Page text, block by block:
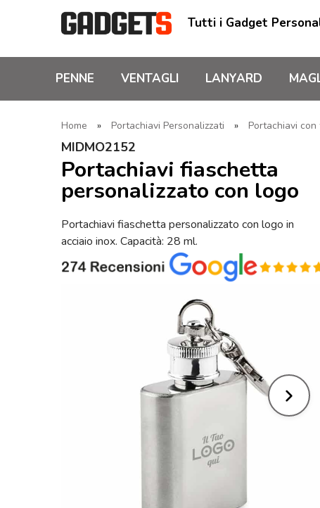
Tutti i Gadget
PENNE VENTAGLI LANYARD
Home » Portachiavi Personalizzati » Portachiavi
MIDMO2152
Portachiavi fiaschetta
personalizzato con logo
Portachiavi fiaschetta personalizzato con logo in
acciaio inox. Capacità: 28 ml.